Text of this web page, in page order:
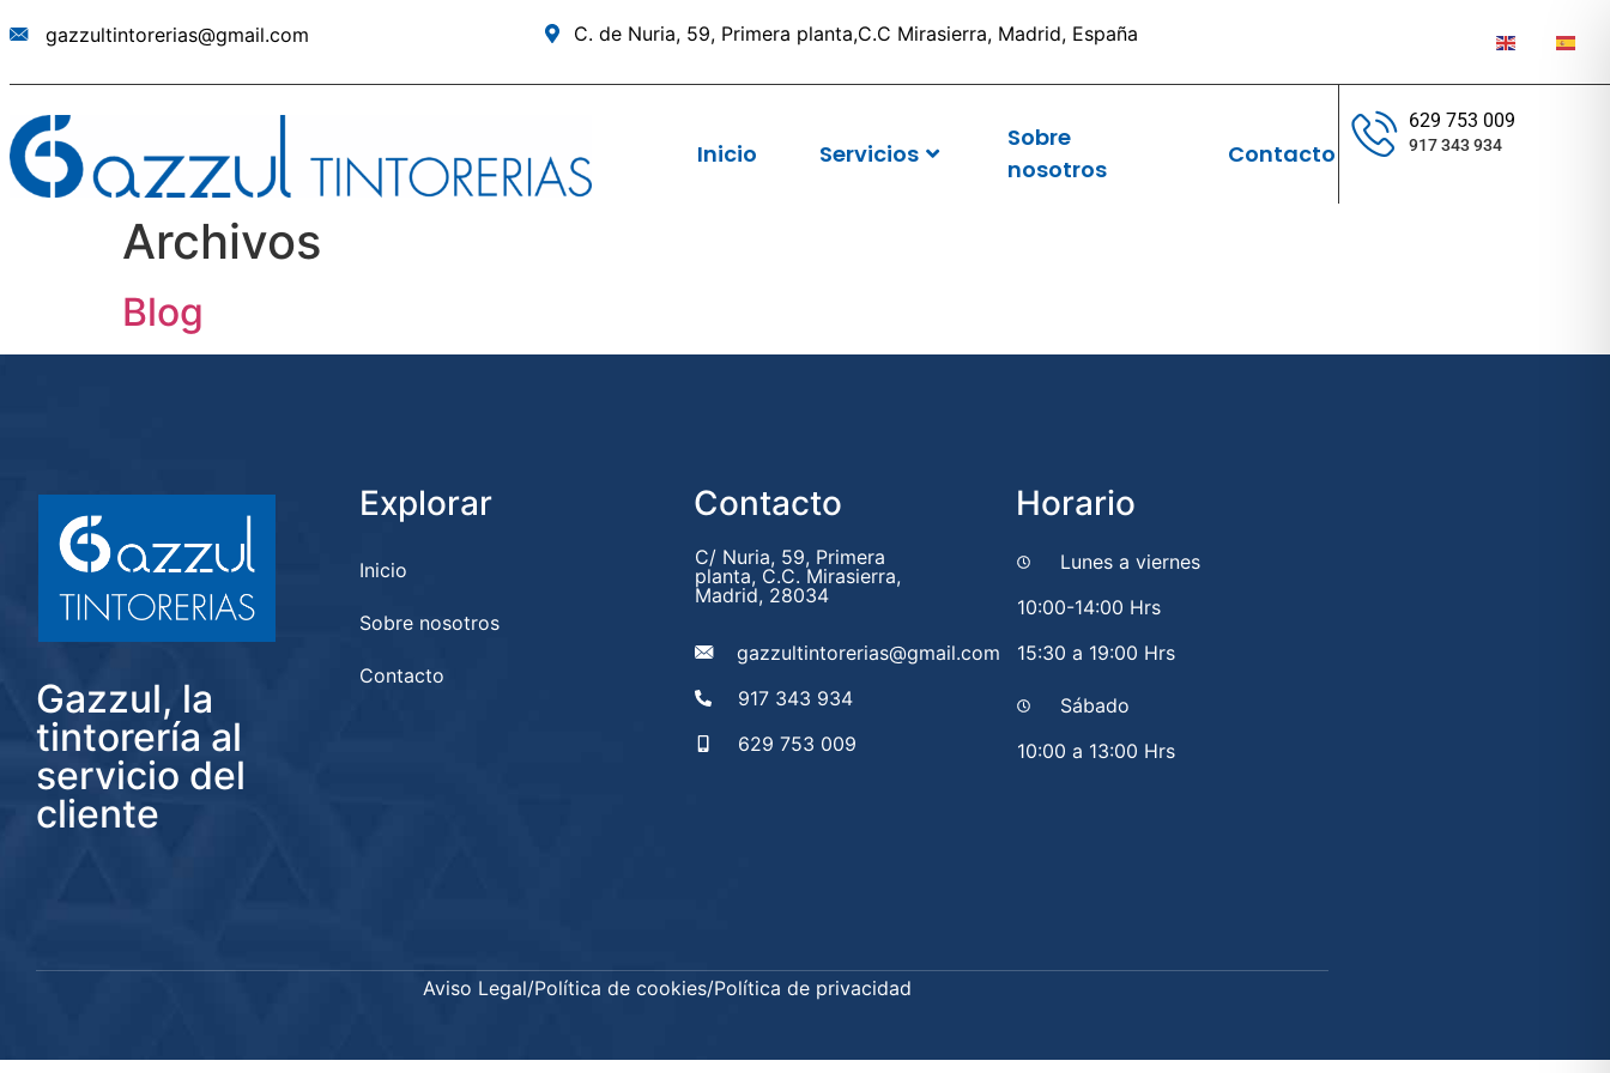
gazzultintorerias@gmail.com C. de Nuria, 59, Primera planta,C.C Mirasierra, Madrid, España
Inicio Servicios
Sobre
nosotros
Contacto
629 753 009
917 343 934
Archivos
Blog
Gazzul, la
tintorería al
servicio del
cliente
Explorar
Inicio
Sobre nosotros
Contacto
Contacto
C/ Nuria, 59, Primera
planta, C.C. Mirasierra,
Madrid, 28034
gazzultintorerias@gmail.com
917 343 934
629 753 009
Horario
Lunes a viernes
10:00-14:00 Hrs
15:30 a 19:00 Hrs
Sábado
10:00 a 13:00 Hrs
Aviso Legal/Política de cookies/Política de privacidad